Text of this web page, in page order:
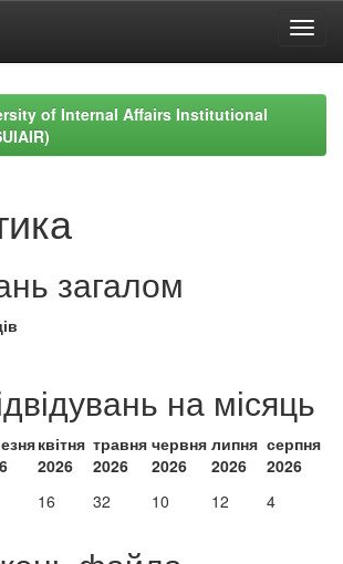
of Internal Affairs Institutional
загалом
на місяць
квітня
2026
травня
2026
червня
2026
липня
2026
серпня
2026
16 32 10 12 4